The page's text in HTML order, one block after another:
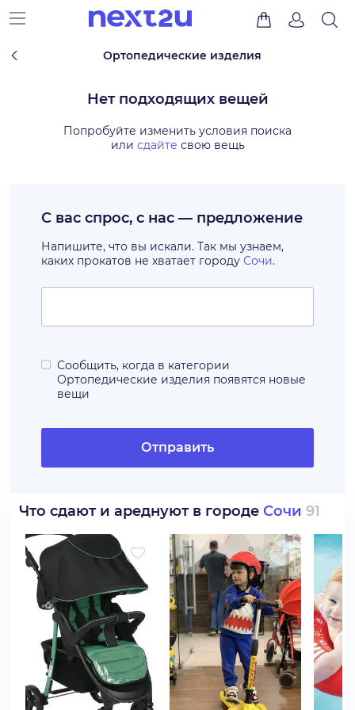
Ортопедические изделия
Нет подходящих вещей
Попробуйте изменить условия поиска
или сдайте свою вещь
С вас спрос, с нас — предложение
Напишите, что вы искали. Так мы узнаем,
каких прокатов не хватает городу Сочи.
Сообщить, когда в категории
Ортопедические изделия появятся новые
вещи
Отправить
Что сдают и ареднуют в городе Сочи 91